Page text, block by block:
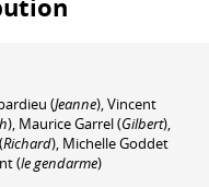
(Jeanne),Vincent
), Maurice Garrel(Gilbert),
(Richard), Michelle Goddet
(le gendarme)